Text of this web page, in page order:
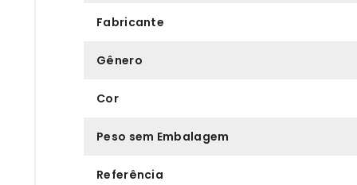
Fabricante
Gênero
Cor
Peso sem Embalagem
Referência